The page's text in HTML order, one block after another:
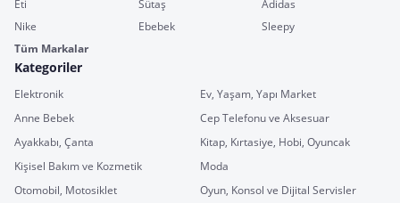
Eti
Sütaş
Adidas
Nike
Ebebek
Sleepy
Tüm Markalar
Kategoriler
Elektronik
Ev, Yaşam, Yapı Market
Anne Bebek
Cep Telefonu ve Aksesuar
Ayakkabı, Çanta
Kitap, Kırtasiye, Hobi, Oyuncak
Kişisel Bakım ve Kozmetik
Moda
Otomobil, Motosiklet
Oyun, Konsol ve Dijital Servisler